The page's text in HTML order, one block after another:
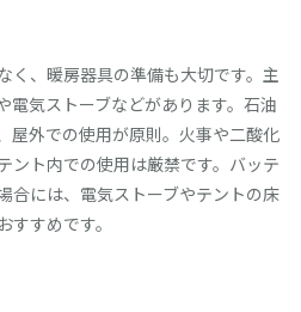
く、暖房器具の準備も大切です。主
電気ストーブなどがあります。石油
屋外での使用が原則。火事や二酸化
ント内での使用は厳禁です。バッテ
合には、電気ストーブやテントの床
すめです。